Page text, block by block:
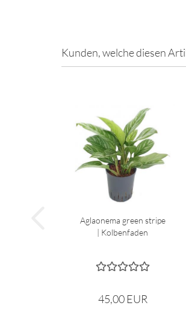
Kunden, welche diesen
Aglaonema green stripe
| Kolbenfaden
45,00 EUR